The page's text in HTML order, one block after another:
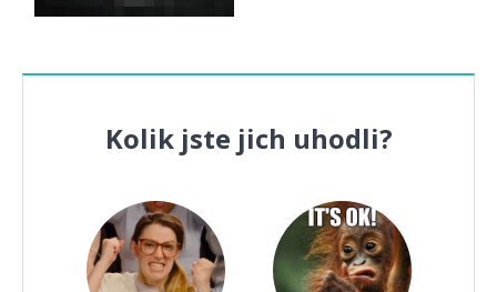
Kolik jste jich uhodli?